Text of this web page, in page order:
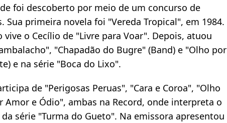
foi descoberto por meio de um concurso de
Sua primeira novela foi "Vereda Tropical", em 1984.
vive o Cecílio de "Livre para Voar". Depois, atuou
"Chapadão do Bugre" (Band) e "Olho por
e na série "Boca do Lixo".
de "Perigosas Peruas", "Cara e Coroa", "Olho
Amor e Ódio", ambas na Record, onde interpreta o
série "Turma do Gueto". Na emissora apresentou